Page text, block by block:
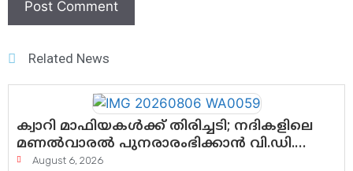
Related News
ക്വാറി മാഫിയകൾക്ക് തിരിച്ചടി; നദികളിലെ
മണൽവാരൽ പുനരാരംഭിക്കാൻ വി.ഡി.
സർക്കാർ തീരുമാനം
August 6, 2026